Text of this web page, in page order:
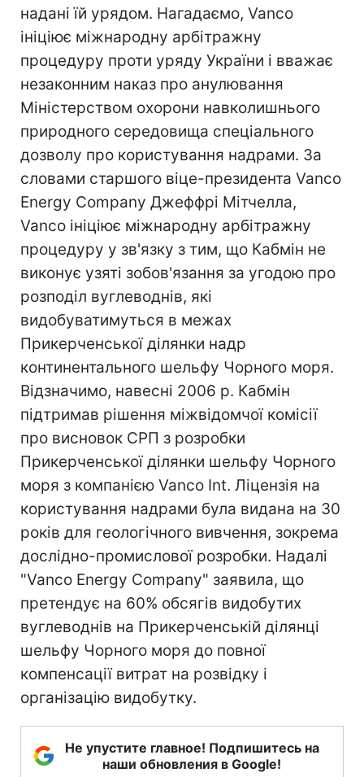
надані їй урядом. Нагадаємо, Vanco
ініціює міжнародну арбітражну
процедуру проти уряду України і вважає
незаконним наказ про анулювання
Міністерством охорони навколишнього
природного середовища спеціального
дозволу про користування надрами. За
словами старшого віце-президента Vanco
Energy Company Джеффрі Мітчелла,
Vanco ініціює міжнародну арбітражну
процедуру у зв'язку з тим, що Кабмін не
виконує узяті зобов'язання за угодою про
розподіл вуглеводнів, які
видобуватимуться в межах
Прикерченської ділянки надр
континентального шельфу Чорного моря.
Відзначимо, навесні 2006 р. Кабмін
підтримав рішення міжвідомчої комісії
про висновок СРП з розробки
Прикерченської ділянки шельфу Чорного
моря з компанією Vanco Int. Ліцензія на
користування надрами була видана на 30
років для геологічного вивчення, зокрема
дослідно-промислової розробки. Надалі
"Vanco Energy Company" заявила, що
претендує на 60% обсягів видобутих
вуглеводнів на Прикерченській ділянці
шельфу Чорного моря до повної
компенсації витрат на розвідку і
організацію видобутку.
Не упустите главное! Подпишитесь на
наши обновления в Google!